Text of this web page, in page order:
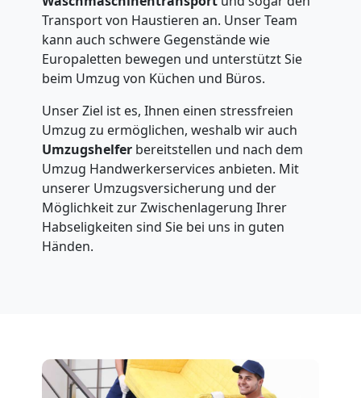
Transport von Haustieren an. Unser Team
kann auch schwere Gegenstände wie
Europaletten bewegen und unterstützt Sie
beim Umzug von Küchen und Büros.
Unser Ziel ist es, Ihnen einen stressfreien
Umzug zu ermöglichen, weshalb wir auch
Umzugshelfer bereitstellen und nach dem
Umzug Handwerkerservices anbieten. Mit
unserer Umzugsversicherung und der
Möglichkeit zur Zwischenlagerung Ihrer
Habseligkeiten sind Sie bei uns in guten
Händen.